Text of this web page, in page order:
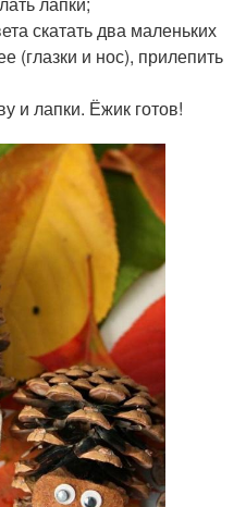
скатать два маленьких
(глазки и нос), прилепить
и лапки. Ёжик готов!